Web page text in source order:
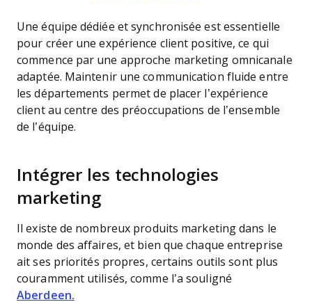
Une équipe dédiée et synchronisée est essentielle
pour créer une expérience client positive, ce qui
commence par une approche marketing omnicanale
adaptée. Maintenir une communication fluide entre
les départements permet de placer l’expérience
client au centre des préoccupations de l’ensemble
de l’équipe.
Intégrer les technologies
marketing
Il existe de nombreux produits marketing dans le
monde des affaires, et bien que chaque entreprise
ait ses priorités propres, certains outils sont plus
couramment utilisés, comme l’a souligné
Aberdeen.